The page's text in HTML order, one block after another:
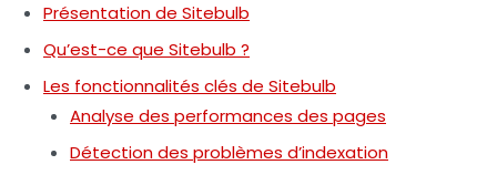
Présentation de Sitebulb
Qu’est-ce que Sitebulb ?
Les fonctionnalités clés de Sitebulb
Analyse des performances des pages
Détection des problèmes d’indexation